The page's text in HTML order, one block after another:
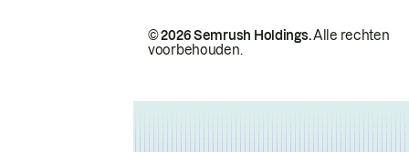
© 2026 Semrush Holdings.Alle rechten
voorbehouden.